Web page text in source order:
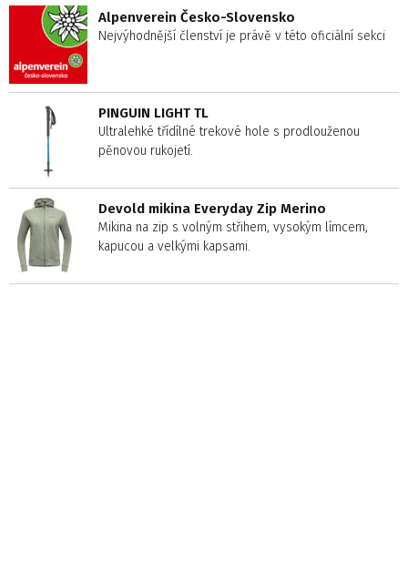
Alpenverein Česko-Slovensko
Nejvýhodnější členství je právě v této oficiální sekci
PINGUIN LIGHT TL
Ultralehké třídílné trekové hole s prodlouženou
pěnovou rukojetí.
Devold mikina Everyday Zip Merino
Mikina na zip s volným střihem, vysokým límcem,
kapucou a velkými kapsami.